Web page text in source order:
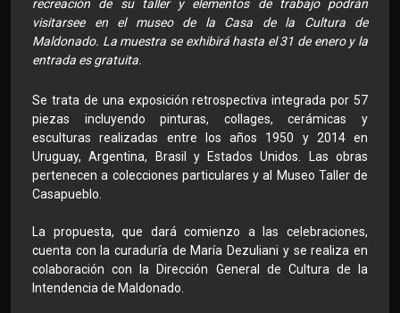
recreación de su taller y elementos de trabajo podrán
visitarsee en el museo de la Casa de la Cultura de
Maldonado. La muestra se exhibirá hasta el 31 de enero y la
entrada es gratuita.
Se trata de una exposición retrospectiva integrada por 57
piezas incluyendo pinturas, collages, cerámicas y
esculturas realizadas entre los años 1950 y 2014 en
Uruguay, Argentina, Brasil y Estados Unidos. Las obras
pertenecen a colecciones particulares y al Museo Taller de
Casapueblo.
La propuesta, que dará comienzo a las celebraciones,
cuenta con la curaduría de María Dezuliani y se realiza en
colaboración con la Dirección General de Cultura de la
Intendencia de Maldonado.